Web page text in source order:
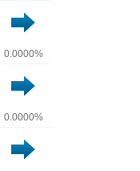
0.0000%
0.0000%